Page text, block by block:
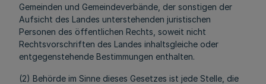
Gemeinden und Gemeindeverbände, der sonstigen der
Aufsicht des Landes unterstehenden juristischen
Personen des öffentlichen Rechts, soweit nicht
Rechtsvorschriften des Landes inhaltsgleiche oder
entgegenstehende Bestimmungen enthalten.
(2) Behörde im Sinne dieses Gesetzes ist jede Stelle, die